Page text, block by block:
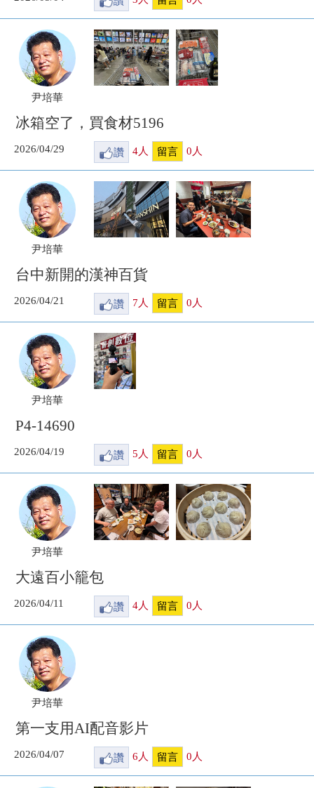
尹培華
冰箱空了，買食材5196
2026/04/29 讚 4人 留言 0 人
尹培華
台中新開的漢神百貨
2026/04/21 讚 7 人 留言 0 人
尹培華
P4-14690
2026/04/19 讚 5 人 留言 0 人
尹培華
大遠百小籠包
2026/04/11 讚 4人 留言 0 人
尹培華
第一支用AI配音影片
2026/04/07 讚 6人 留言 0人